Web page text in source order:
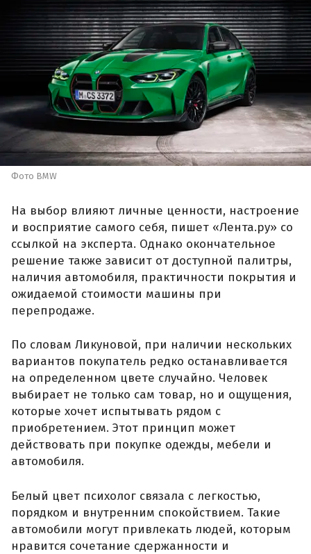
Фото BMW
На выбор влияют личные ценности, настроение
и восприятие самого себя, пишет «Лента.ру» со
ссылкой на эксперта. Однако окончательное
решение также зависит от доступной палитры,
наличия автомобиля, практичности покрытия и
ожидаемой стоимости машины при
перепродаже.
По словам Ликуновой, при наличии нескольких
вариантов покупатель редко останавливается
на определенном цвете случайно. Человек
выбирает не только сам товар, но и ощущения,
которые хочет испытывать рядом с
приобретением. Этот принцип может
действовать при покупке одежды, мебели и
автомобиля.
Белый цвет психолог связала с легкостью,
порядком и внутренним спокойствием. Такие
автомобили могут привлекать людей, которым
нравится сочетание сдержанности и